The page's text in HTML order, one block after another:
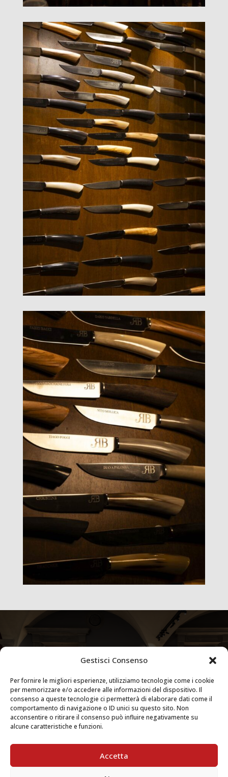
Gestisci Consenso
Per fornire le migliori esperienze, utilizziamo tecnologie come i cookie
per memorizzare e/o accedere alle informazioni del dispositivo. Il
consenso a queste tecnologie ci permetterà di elaborare dati come il
comportamento di navigazione o ID unici su questo sito. Non
acconsentire o ritirare il consenso può influire negativamente su
alcune caratteristiche e funzioni.
Accetta
VIENI A TROVARCI